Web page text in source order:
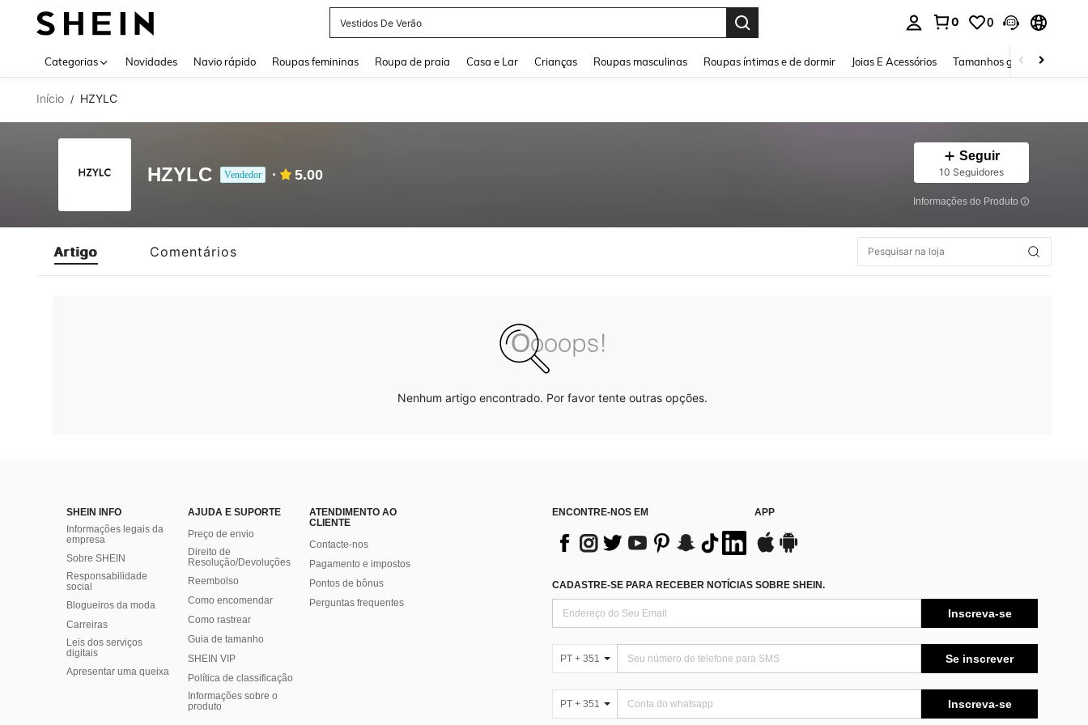
Vestidos De Verão
0 0
Categorias Novidades Navio rápido Roupas femininas Roupa de praia Casa e Lar Crianças Roupas masculinas Roupas íntimas e de dormir Joias E Acessórios Tamanhos grandes
Início / HZYLC
HZYLC Vendedor 5.00
Seguir
10 Seguidores
Informações do Produto
Artigo Comentários
Nenhum artigo encontrado. Por favor tente outras opções.
SHEIN INFO
Informações legais da
empresa
Sobre SHEIN
Responsabilidade
social
Blogueiros da moda
Carreiras
Leis dos serviços
digitais
Apresentar uma queixa
AJUDA E SUPORTE
Preço de envio
Direito de
Resolução/Devoluções
Reembolso
Como encomendar
Como rastrear
Guia de tamanho
SHEIN VIP
Política de classificação
​Informações sobre o
produto
ATENDIMENTO AO
CLIENTE
Contacte-nos
Pagamento e impostos
Pontos de bônus
Perguntas frequentes
ENCONTRE-NOS EM APP
CADASTRE-SE PARA RECEBER NOTÍCIAS SOBRE SHEIN.
Inscreva-se
PT + 351 Se inscrever
PT + 351 Inscreva-se